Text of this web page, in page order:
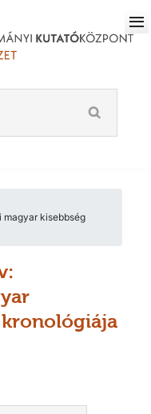
magyar kisebbség